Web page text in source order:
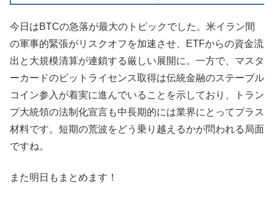
今日はBTCの急落が最大のトピックでした。米イラン間
の軍事的緊張がリスクオフを加速させ、ETFからの資金流
出と大規模清算が連鎖する厳しい展開に。一方で、マスタ
ーカードのビットライセンス取得は伝統金融のステーブル
コイン参入が着実に進んでいることを示しており、トラン
プ大統領の法制化宣言も中長期的には業界にとってプラス
材料です。短期の荒波をどう乗り越えるかが問われる局面
ですね。
また明日もまとめます！